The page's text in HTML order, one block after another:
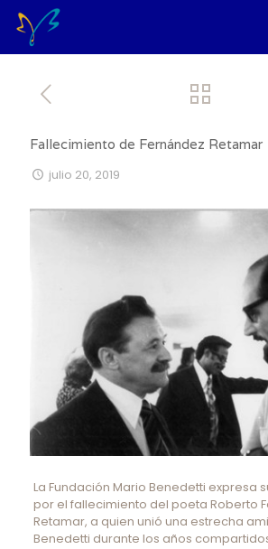
Fallecimiento de Fernández Retamar
julio 20, 2019
La Fundación Mario Benedetti expresa
por el fallecimiento del poeta Roberto
Retamar, a quien unió una estrecha
Benedetti durante los años